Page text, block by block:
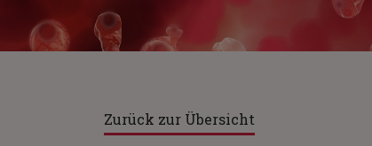
Zurück zur Übersicht